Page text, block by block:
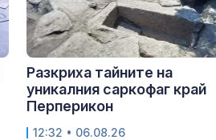
Разкриха тайните на
уникалния саркофаг край
Перперикон
12:32 • 06.08.26